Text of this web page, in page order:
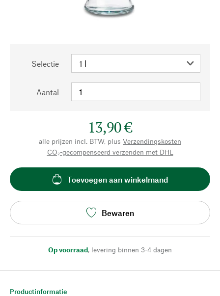
Selectie
Aantal
13,90 €
alle prijzen incl. BTW, plus Verzendingskosten
CO₂-gecompenseerd verzenden met DHL
Toevoegen aan winkelmand
Bewaren
Op voorraad, levering binnen 3-4 dagen
Productinformatie